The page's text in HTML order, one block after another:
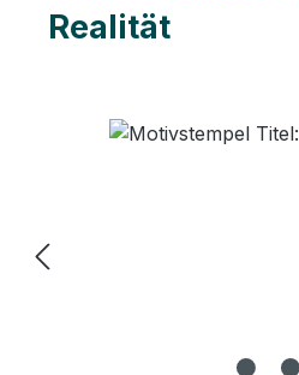
Realität
Bildergalerie überspringen